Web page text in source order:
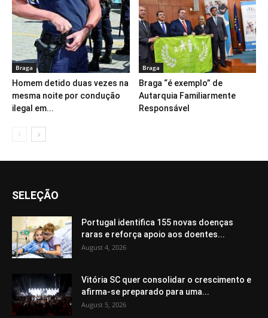
Braga
Homem detido duas vezes na
mesma noite por condução
ilegal em...
Braga
Braga “é exemplo” de
Autarquia Familiarmente
Responsável
SELEÇÃO
Portugal identifica 155 novas doenças
raras e reforça apoio aos doentes...
August 4, 2026
Vitória SC quer consolidar o crescimento e
afirma-se preparado para uma...
August 5, 2026